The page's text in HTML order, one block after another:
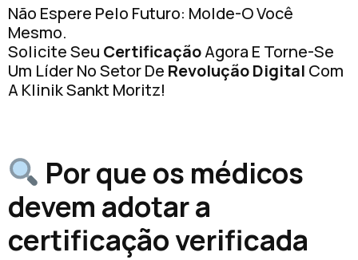
Não Espere Pelo Futuro: Molde-O Você
Mesmo.
Solicite Seu CertificaçãoAgora E Torne-Se
Um Líder No Setor De Revolução Digital Com
A Klinik Sankt Moritz!
Por que os médicos
devem adotar a
certificação verificada